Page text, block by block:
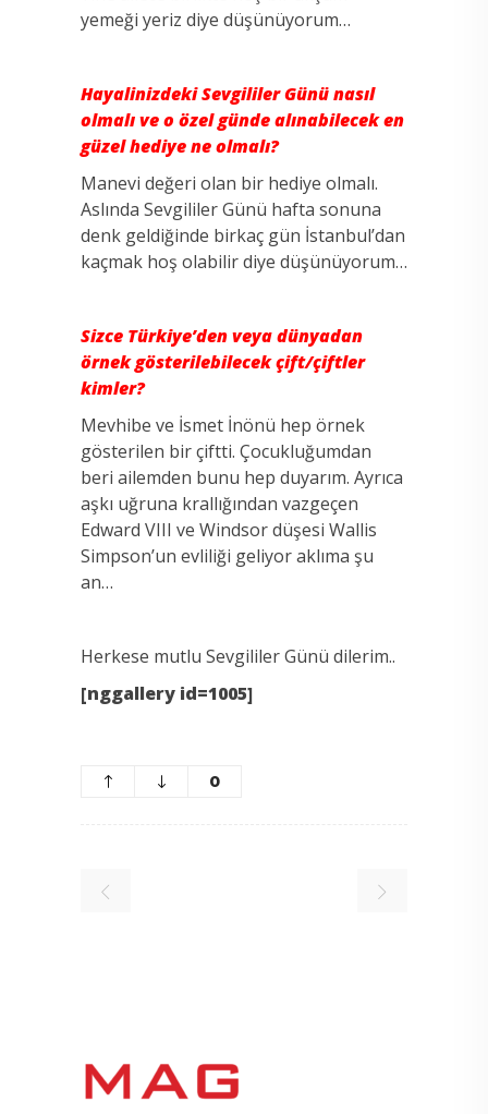
yemeği yeriz diye düşünüyorum…
Hayalinizdeki Sevgililer Günü nasıl
olmalı ve o özel günde alınabilecek en
güzel hediye ne olmalı?
Manevi değeri olan bir hediye olmalı.
Aslında Sevgililer Günü hafta sonuna
denk geldiğinde birkaç gün İstanbul’dan
kaçmak hoş olabilir diye düşünüyorum…
Sizce Türkiye’den veya dünyadan
örnek gösterilebilecek çift/çiftler
kimler?
Mevhibe ve İsmet İnönü hep örnek
gösterilen bir çiftti. Çocukluğumdan
beri ailemden bunu hep duyarım. Ayrıca
aşkı uğruna krallığından vazgeçen
Edward VIII ve Windsor düşesi Wallis
Simpson’un evliliği geliyor aklıma şu
an…
Herkese mutlu Sevgililer Günü dilerim..
[nggallery id=1005]
0